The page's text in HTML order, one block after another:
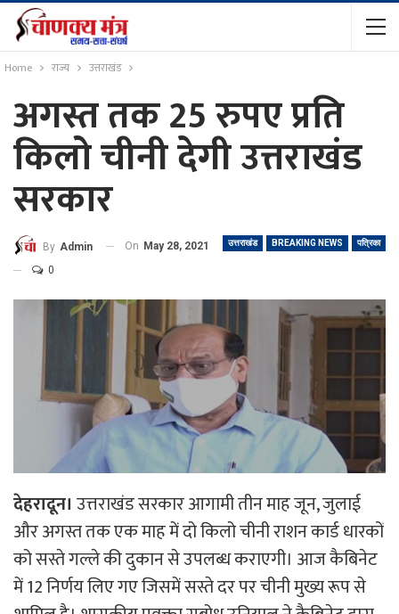
Home राज्य उत्तराखंड
अगस्त तक 25 रुपए प्रति
किलो चीनी देगी उत्तराखंड
सरकार
उत्तराखंड BREAKING NEWS पत्रिका
By Admin On May 28, 2021
0
देहरादून। उत्तराखंड सरकार आगामी तीन माह जून, जुलाई
और अगस्त तक एक माह में दो किलो चीनी राशन कार्ड धारकों
को सस्ते गल्ले की दुकान से उपलब्ध कराएगी। आज कैबिनेट
में 12 निर्णय लिए गए जिसमें सस्ते दर पर चीनी मुख्य रूप से